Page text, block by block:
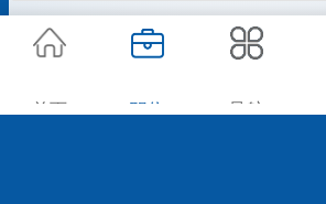
首页 职位 导航